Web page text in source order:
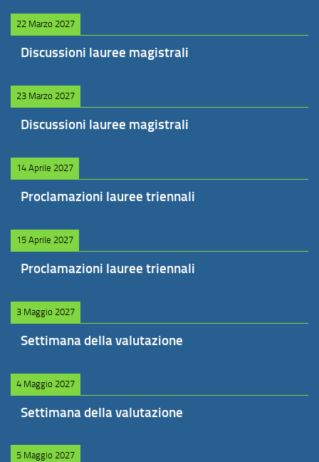
22 Marzo 2027
Discussioni lauree magistrali
23 Marzo 2027
Discussioni lauree magistrali
14 Aprile 2027
Proclamazioni lauree triennali
15 Aprile 2027
Proclamazioni lauree triennali
3 Maggio 2027
Settimana della valutazione
4 Maggio 2027
Settimana della valutazione
5 Maggio 2027